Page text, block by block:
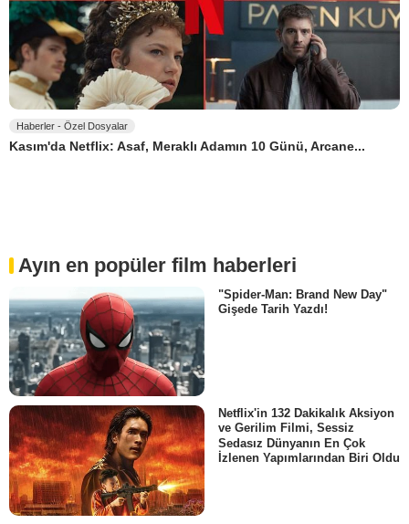
Haberler - Özel Dosyalar
Kasım'da Netflix: Asaf, Meraklı Adamın 10 Günü, Arcane...
Ayın en popüler film haberleri
"Spider-Man: Brand New Day"
Gişede Tarih Yazdı!
Netflix'in 132 Dakikalık Aksiyon
ve Gerilim Filmi, Sessiz
Sedasız Dünyanın En Çok
İzlenen Yapımlarından Biri Oldu